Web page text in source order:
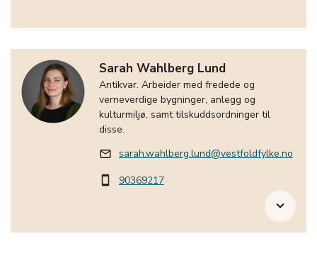
Sarah Wahlberg Lund
Antikvar. Arbeider med fredede og
verneverdige bygninger, anlegg og
kulturmiljø, samt tilskuddsordninger til
disse.
mail_outline sarah.wahlberg.lund@vestfoldfylke.no
smartphone 90369217
keyboard_arrow_down